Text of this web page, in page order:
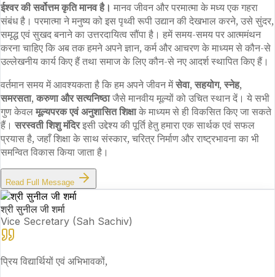
ईश्वर की सर्वोत्तम कृति मानव है। मानव जीवन और परमात्मा के मध्य एक गहरा
संबंध है। परमात्मा ने मनुष्य को इस पृथ्वी रूपी उद्यान की देखभाल करने, उसे सुंदर,
समृद्ध एवं सुखद बनाने का उत्तरदायित्व सौंपा है। हमें समय-समय पर आत्ममंथन
करना चाहिए कि अब तक हमने अपने ज्ञान, कर्म और आचरण के माध्यम से कौन-से
उल्लेखनीय कार्य किए हैं तथा समाज के लिए कौन-से नए आदर्श स्थापित किए हैं।
वर्तमान समय में आवश्यकता है कि हम अपने जीवन मेंसेवा, सहयोग, स्नेह,
समरसता, करुणा और सत्यनिष्ठाजैसे मानवीय मूल्यों को उचित स्थान दें। ये सभी
गुण केवलमूल्यपरक एवं अनुशासित शिक्षाके माध्यम से ही विकसित किए जा सकते
हैं।सरस्वती शिशु मंदिरइसी उद्देश्य की पूर्ति हेतु हमारा एक सार्थक एवं सफल
प्रयास है, जहाँ शिक्षा के साथ संस्कार, चरित्र निर्माण और राष्ट्रभावना का भी
समन्वित विकास किया जाता है।
Read Full Message
श्री सुनील जी शर्मा
Vice Secretary (Sah Sachiv)
प्रिय विद्यार्थियों एवं अभिभावकों,